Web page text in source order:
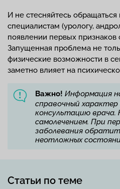
И не стесняйтесь
специалистам (урологу,
появлении первых признаков
Запущенная проблема не
физические возможности в
заметно влияет на
Важно! Информация
справочный
консультацию врача.
самолечением. При
заболевания
неотложных
Статьи по теме